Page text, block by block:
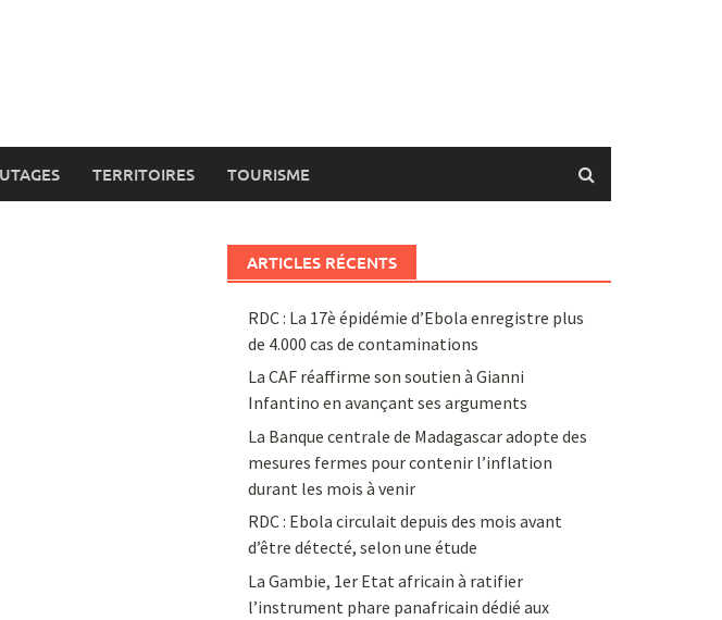
TERRITOIRES TOURISME
ARTICLES RÉCENTS
RDC : La 17è épidémie d’Ebola enregistre plus
de 4.000 cas de contaminations
La CAF réaffirme son soutien à Gianni
Infantino en avançant ses arguments
La Banque centrale de Madagascar adopte des
mesures fermes pour contenir l’inflation
durant les mois à venir
RDC : Ebola circulait depuis des mois avant
d’être détecté, selon une étude
La Gambie, 1er Etat africain à ratifier
l’instrument phare panafricain dédié aux